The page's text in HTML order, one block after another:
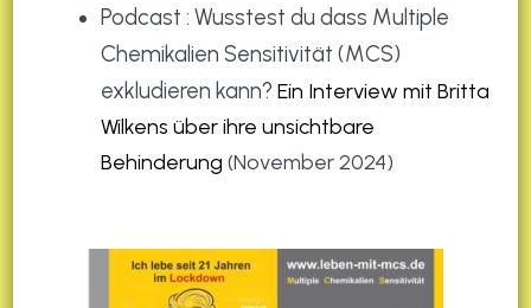
Podcast : Wusstest du dass Multiple
Chemikalien Sensitivität (MCS)
exkludieren kann?Ein Interview mit Britta
Wilkens über ihre unsichtbare
Behinderung (November 2024)